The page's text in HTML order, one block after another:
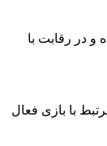
و در رقابت با
با بازی فعال